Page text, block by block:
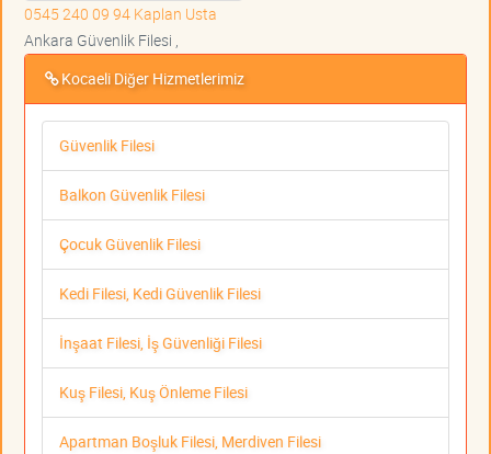
0545 240 09 94 Kaplan Usta
Ankara Güvenlik Filesi ,
Kocaeli Diğer Hizmetlerimiz
Güvenlik Filesi
Balkon Güvenlik Filesi
Çocuk Güvenlik Filesi
Kedi Filesi, Kedi Güvenlik Filesi
İnşaat Filesi, İş Güvenliği Filesi
Kuş Filesi, Kuş Önleme Filesi
Apartman Boşluk Filesi, Merdiven Filesi